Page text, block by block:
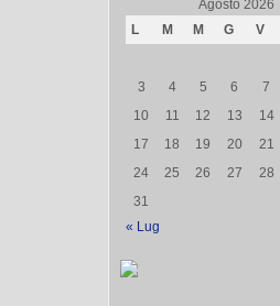
Agosto 2026
L
M M G V
3
4 5 6 7
10
11 12 13 14
17
18 19 20 21
24
25 26 27 28
31
« Lug